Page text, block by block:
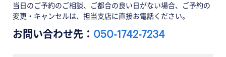
当日のご予約のご相談、ご都合の良い日がない場合、ご予約の
変更・キャンセルは、担当支店に直接お電話ください。
お問い合わせ先： 050-1742-7234